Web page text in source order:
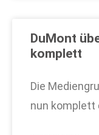
DuMont
komplett
Die
nun komplett